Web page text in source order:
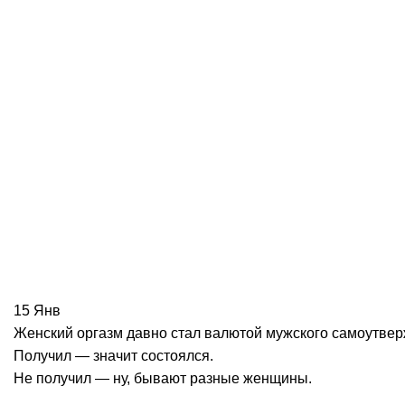
15 Янв
Женский оргазм давно стал валютой мужского
Получил — значит состоялся.
Не получил — ну, бывают разные женщины.